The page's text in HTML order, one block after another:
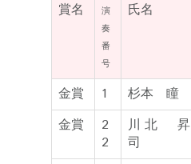
賞名
演
奏
番
号
氏名
金賞 1 杉本 瞳
金賞
2
2
川北 昇
司